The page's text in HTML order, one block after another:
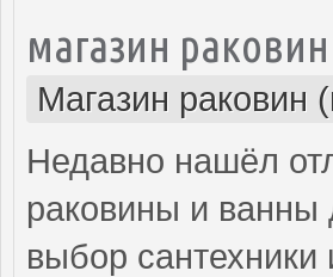
магазин раковин
Магазин раковин
Недавно нашёл
раковины и
выбор